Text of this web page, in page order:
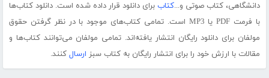
دانشگاهی، کتاب صوتی و...کتاب برای دانلود قرار داده شده است. دانلود کتاب‌ها
با فرمت PDF یا MP3 است. تمامی کتاب‌های موجود با در نظر گرفتن حقوق
مولفان برای دانلود رایگان انتشار یافته‌اند. تمامی مولفان می‌توانند کتاب‌ها و
مقالات با ارزش خود را برای انتشار رایگان به کتاب سبز ارسال کنند.